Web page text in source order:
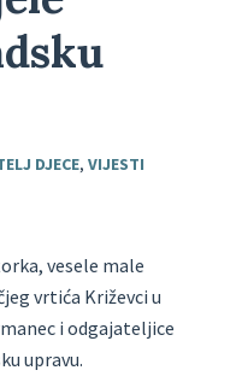
DJECE, VIJESTI
vesele male
vrtića Križevci u
i odgajateljice
upravu.